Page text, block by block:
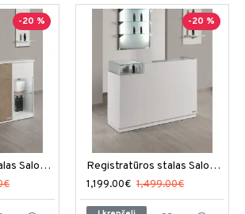
-20 %
Registratūros stalas Salon Ambience Impact
-20 %
Registratūros stalas Salon Ambience Romance
1,199.00€ 1,499.00€